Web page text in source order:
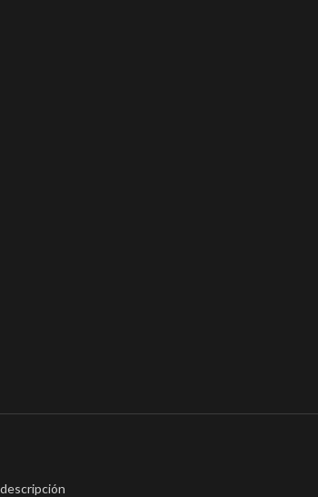
descripción